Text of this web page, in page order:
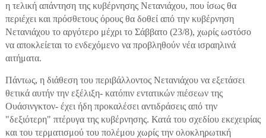
η τελική απάντηση της κυβέρνησης Νετανιάχου, που ίσως θα
περιέχει και πρόσθετους όρους θα δοθεί από την κυβέρνηση
Νετανιάχου το αργότερο μέχρι το Σάββατο (23/8), χωρίς ωστόσο
να αποκλείεται το ενδεχόμενο να προβληθούν νέα ισραηλινά
αιτήματα.
Πάντως, η διάθεση του περιβάλλοντος Νετανιάχου να εξετάσει
θετικά αυτήν την εξέλιξη- κατόπιν εντατικών πιέσεων της
Ουάσινγκτον- έχει ήδη προκαλέσει αντιδράσεις από την
"δεξιότερη" πτέρυγα της κυβέρνησης. Κατά του σχεδίου εκεχειρίας
και του τερματισμού του πολέμου χωρίς την ολοκληρωτική